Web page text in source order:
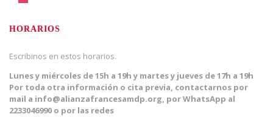
HORARIOS
Escribinos en estos horarios.
Lunes y miércoles de 15h a 19h y martes y jueves de 17h a 19h
Por toda otra información o cita previa, contactarnos por
mail a info@alianzafrancesamdp.org, por WhatsApp al
2233046990 o por las redes